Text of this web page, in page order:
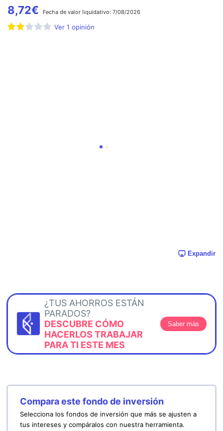
8,72€ Fecha de valor liquidativo: 7/08/2026
Ver 1 opinión
Expandir
¿TUS AHORROS ESTÁN
PARADOS?
DESCUBRE CÓMO
HACERLOS TRABAJAR
PARA TI ESTE MES
Saber más
Compara este fondo de inversión
Selecciona los fondos de inversión que más se ajusten a
tus intereses y compáralos con nuestra herramienta.